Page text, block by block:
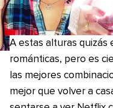
A estas alturas quizás
románticas, pero es
las mejores
mejor que volver a